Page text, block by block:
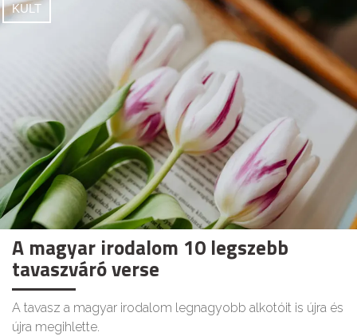
KULT
A magyar irodalom 10 legszebb
tavaszváró verse
A tavasz a magyar irodalom legnagyobb alkotóit is újra és
újra megihlette.